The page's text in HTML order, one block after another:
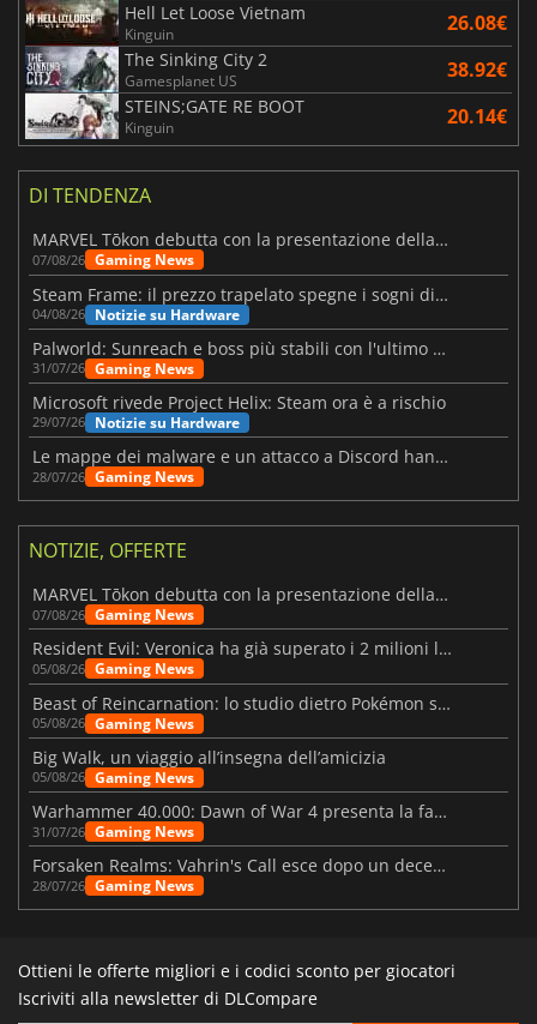
Hell Let Loose Vietnam
Kinguin 26.08€
The Sinking City 2
Gamesplanet US 38.92€
STEINS;GATE RE BOOT
Kinguin 20.14€
DI TENDENZA
MARVEL Tōkon debutta con la presentazione della roadmap per il primo anno
07/08/26 Gaming News
Steam Frame: il prezzo trapelato spegne i sogni di un VR economico
04/08/26 Notizie su Hardware
Palworld: Sunreach e boss più stabili con l'ultimo update
31/07/26 Gaming News
Microsoft rivede Project Helix: Steam ora è a rischio
29/07/26 Notizie su Hardware
Le mappe dei malware e un attacco a Discord hanno colpito Meccha Chameleon
28/07/26 Gaming News
NOTIZIE, OFFERTE
MARVEL Tōkon debutta con la presentazione della roadmap per il primo anno
07/08/26 Gaming News
Resident Evil: Veronica ha già superato i 2 milioni liste dei desideri
05/08/26 Gaming News
Beast of Reincarnation: lo studio dietro Pokémon su una nuova strada
05/08/26 Gaming News
Big Walk, un viaggio all’insegna dell’amicizia
05/08/26 Gaming News
Warhammer 40.000: Dawn of War 4 presenta la fazione dei Necron
31/07/26 Gaming News
Forsaken Realms: Vahrin's Call esce dopo un decennio di sviluppo
28/07/26 Gaming News
Ottieni le offerte migliori e i codici sconto per giocatori
Iscriviti alla newsletter di DLCompare